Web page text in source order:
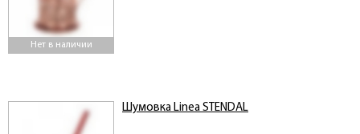
Нет в наличии
Шумовка Linea STENDAL